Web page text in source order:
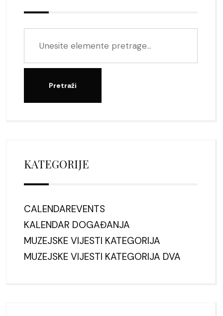
KATEGORIJE
CALENDAREVENTS
KALENDAR DOGAĐANJA
MUZEJSKE VIJESTI KATEGORIJA
MUZEJSKE VIJESTI KATEGORIJA DVA